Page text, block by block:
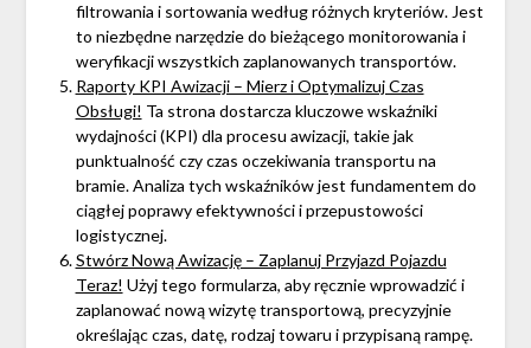
filtrowania i sortowania według różnych kryteriów. Jest
to niezbędne narzędzie do bieżącego monitorowania i
weryfikacji wszystkich zaplanowanych transportów.
Raporty KPI Awizacji – Mierz i Optymalizuj Czas
Obsługi! Ta strona dostarcza kluczowe wskaźniki
wydajności (KPI) dla procesu awizacji, takie jak
punktualność czy czas oczekiwania transportu na
bramie. Analiza tych wskaźników jest fundamentem do
ciągłej poprawy efektywności i przepustowości
logistycznej.
Stwórz Nową Awizację – Zaplanuj Przyjazd Pojazdu
Teraz! Użyj tego formularza, aby ręcznie wprowadzić i
zaplanować nową wizytę transportową, precyzyjnie
określając czas, datę, rodzaj towaru i przypisaną rampę.